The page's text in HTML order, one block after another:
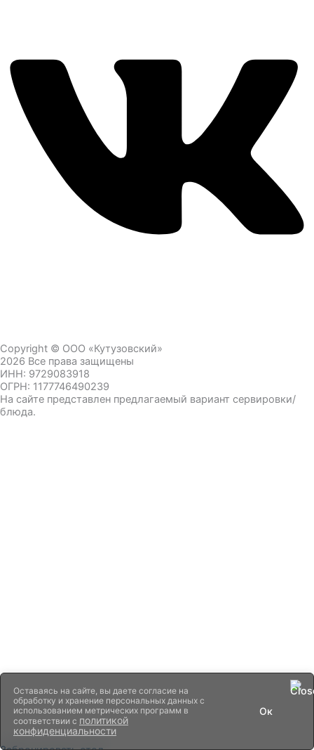
Оставаясь на сайте, вы даете согласие на
обработку и хранение персональных данных с
использованием метрических программ в
соответствии с политикой
конфиденциальности
Ок
Copyright © ООО «Кутузовский»
2026 Все права защищены
ИНН: 9729083918
ОГРН: 1177746490239
На сайте представлен предлагаемый вариант сервировки/
блюда.